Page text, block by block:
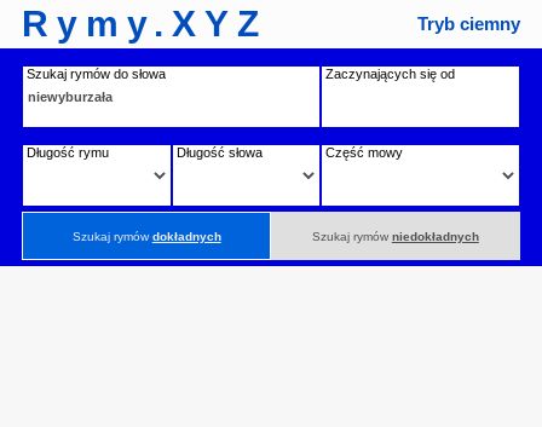
Rymy.XYZ Tryb ciemny
Szukaj rymów do słowa Zaczynających się od
Długość rymu Długość słowa Część mowy
Szukaj rymówdokładnych Szukaj rymów niedokładnych